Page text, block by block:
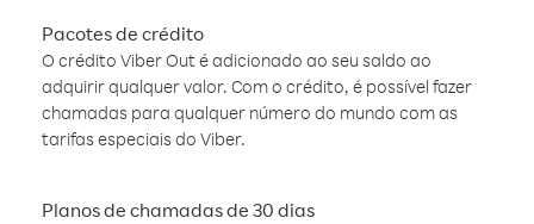
Pacotes de crédito
O crédito Viber Out é adicionado ao seu saldo ao
adquirir qualquer valor. Com o crédito, é possível fazer
chamadas para qualquer número do mundo com as
tarifas especiais do Viber.
Planos de chamadas de 30 dias